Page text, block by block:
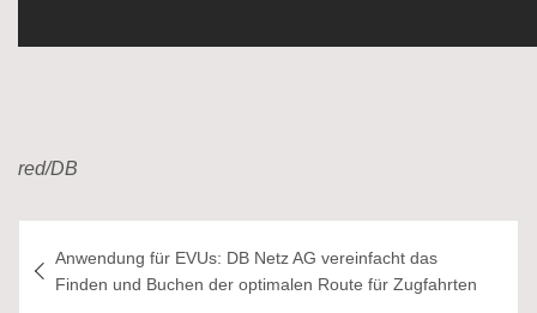
red/DB
Anwendung für EVUs: DB Netz AG vereinfacht das
Finden und Buchen der optimalen Route für Zugfahrten